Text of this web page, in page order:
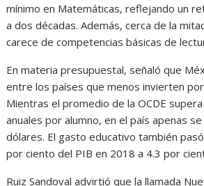
mínimo en Matemáticas, reflejando un
a dos décadas. Además, cerca de la
carece de competencias básicas de
En materia presupuestal, señaló que
entre los países que menos invierten
Mientras el promedio de la OCDE
anuales por alumno, en el país apenas
dólares. El gasto educativo también
por ciento del PIB en 2018 a 4.3 por
Ruiz Sandoval advirtió que la llamada